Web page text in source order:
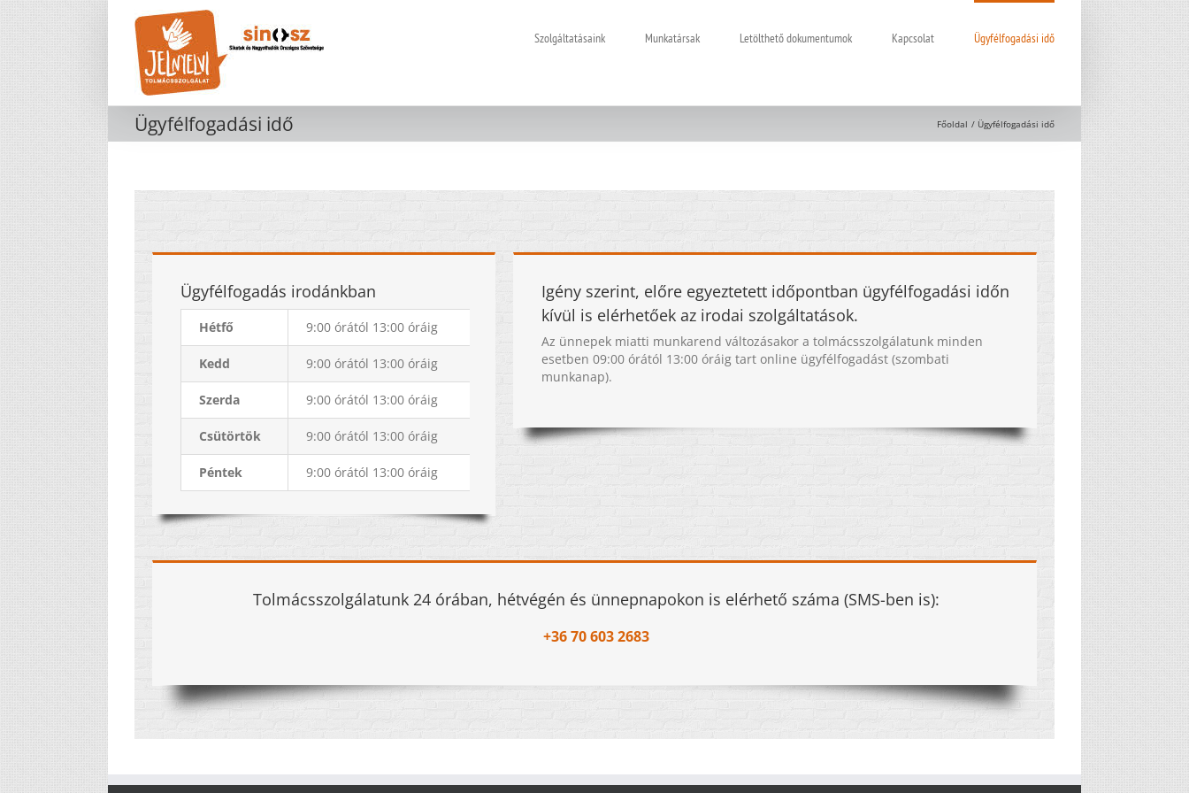
Szolgáltatásaink Munkatársak Letölthető dokumentumok Kapcsolat Ügyfélfogadási idő
Ügyfélfogadási idő Főoldal Ügyfélfogadási idő
Ügyfélfogadás irodánkban
Hétfő 9:00 órától 13:00 óráig
Kedd 9:00 órától 13:00 óráig
Szerda 9:00 órától 13:00 óráig
Csütörtök 9:00 órától 13:00 óráig
Péntek 9:00 órától 13:00 óráig
Igény szerint, előre egyeztetett időpontban ügyfélfogadási időn
kívül is elérhetőek az irodai szolgáltatások.
Az ünnepek miatti munkarend változásakor a tolmácsszolgálatunk minden
esetben 09:00 órától 13:00 óráig tart online ügyfélfogadást (szombati
munkanap).
Tolmácsszolgálatunk 24 órában, hétvégén és ünnepnapokon is elérhető száma (SMS-ben is):
+36 70 603 2683